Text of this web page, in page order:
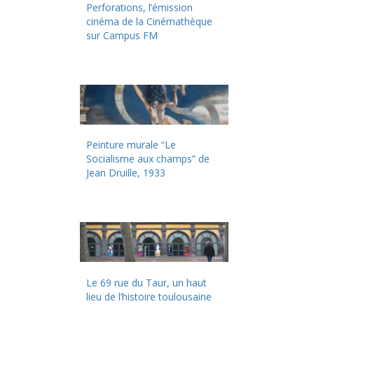
Perforations, l’émission
cinéma de la Cinémathèque
sur Campus FM
Peinture murale “Le
Socialisme aux champs” de
Jean Druille, 1933
Le 69 rue du Taur, un haut
lieu de l’histoire toulousaine